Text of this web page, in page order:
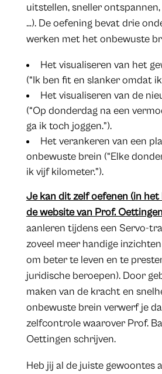
uitstellen, sneller
…). De oefening bevat drie
werken met het onbewuste
Het visualiseren van het
(“Ik ben fit en slanker omdat
Het visualiseren van de
(“Op donderdag na een
ga ik toch joggen.”).
Het verankeren van een
onbewuste brein (“Elke
ik vijf kilometer.”).
Je kan dit zelf oefenen (in het
de website van Prof. Oettingen
aanleren tijdens een Servo-
zoveel meer handige
om beter te leven en te
juridische beroepen). Door
maken van de kracht en
onbewuste brein verwerf je
zelfcontrole waarover Prof.
Oettingen schrijven.
Heb jij al de juiste gewoontes